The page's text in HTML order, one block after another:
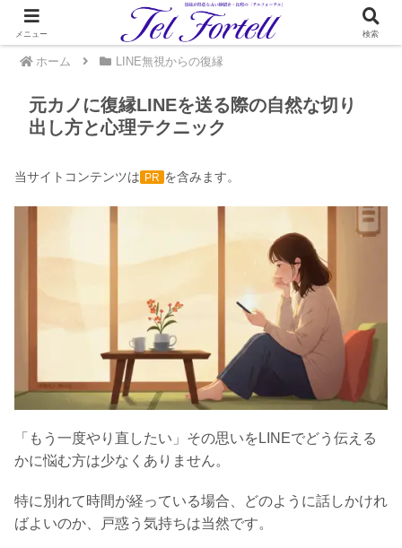
ホーム LINE無視からの復縁
元カノに復縁LINEを送る際の自然な切り
出し方と心理テクニック
当サイトコンテンツは PR を含みます。
「もう一度やり直したい」その思いをLINEでどう伝える
かに悩む方は少なくありません。
特に別れて時間が経っている場合、どのように話しかけれ
ばよいのか、戸惑う気持ちは当然です。
メニュー 検索